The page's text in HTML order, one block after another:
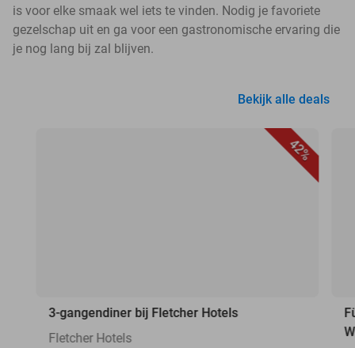
is voor elke smaak wel iets te vinden. Nodig je favoriete
gezelschap uit en ga voor een gastronomische ervaring die
je nog lang bij zal blijven.
Bekijk alle deals
42%
3-gangendiner bij Fletcher Hotels
Fletcher Hotels